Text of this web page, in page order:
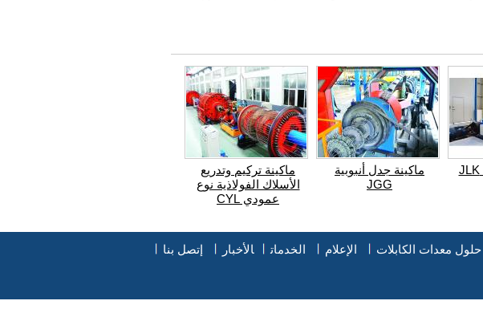
ماكينة جدل أنبوبية
JGG
ماكينة تركيم وتدريع
الأسلاك الفولاذية نوع
عمودي CYL
حلول معدات الكابلات الإعلام الخدمات الأخبار إتصل بنا